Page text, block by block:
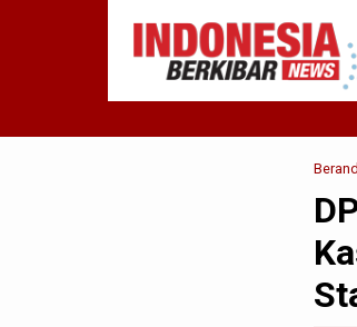
Rumput Laut Nias Utara dari Hulu ke Hilir